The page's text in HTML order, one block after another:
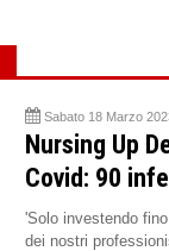
Sabato 18 Marzo
Nursing Up
Covid: 90
'Solo investendo
dei nostri